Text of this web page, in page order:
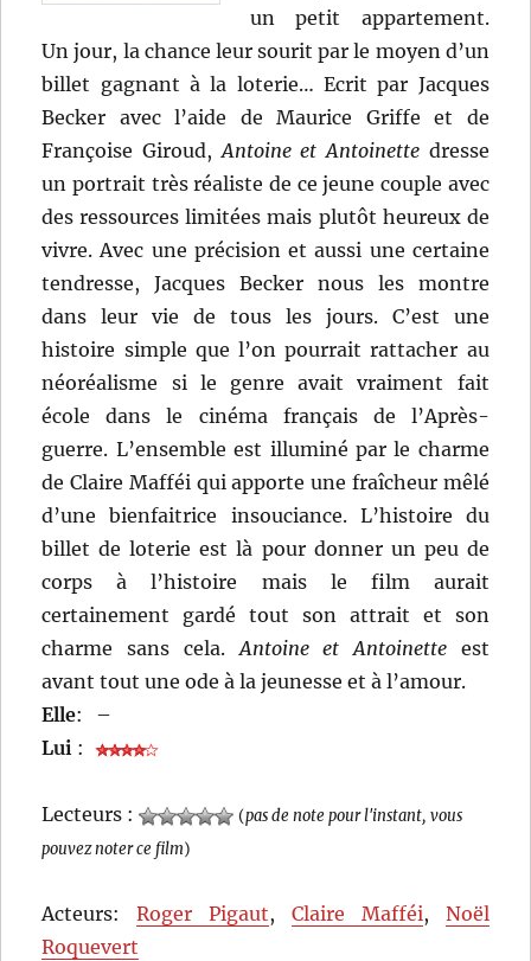
un petit appartement.
Un jour, la chance leur sourit par le moyen d’un
billet gagnant à la loterie… Ecrit par Jacques
Becker avec l’aide de Maurice Griffe et de
Françoise Giroud,Antoine et Antoinette dresse
un portrait très réaliste de ce jeune couple avec
des ressources limitées mais plutôt heureux de
vivre. Avec une précision et aussi une certaine
tendresse, Jacques Becker nous les montre
dans leur vie de tous les jours. C’est une
histoire simple que l’on pourrait rattacher au
néoréalisme si le genre avait vraiment fait
école dans le cinéma français de l’Après-
guerre. L’ensemble est illuminé par le charme
de Claire Mafféi qui apporte une fraîcheur mêlé
d’une bienfaitrice insouciance. L’histoire du
billet de loterie est là pour donner un peu de
corps à l’histoire mais le film aurait
certainement gardé tout son attrait et son
charme sans cela.Antoine et Antoinetteest
avant tout une ode à la jeunesse et à l’amour.
Elle:
–
Lui :
Lecteurs : (pas de note pour l'instant, vous
pouvez noter ce film)
Acteurs:Roger Pigaut, Claire Mafféi, Noël
Roquevert